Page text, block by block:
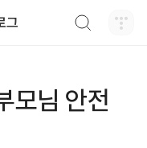
그
모님 안전